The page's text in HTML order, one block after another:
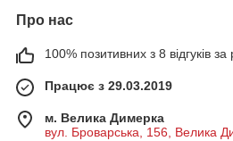
Про нас
100% позитивних з 8 відгуків за
Працює з 29.03.2019
м. Велика Димерка
вул. Броварська, 156, Велика